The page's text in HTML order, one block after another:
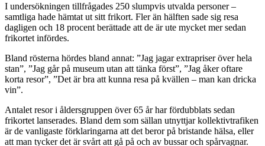
I undersökningen tillfrågades 250 slumpvis utvalda personer –
samtliga hade hämtat ut sitt frikort. Fler än hälften sade sig resa
dagligen och 18 procent berättade att de är ute mycket mer sedan
frikortet infördes.
Bland rösterna hördes bland annat: ”Jag jagar extrapriser över hela
stan”, ”Jag går på museum utan att tänka först”, ”Jag åker oftare
korta resor”, ”Det är bra att kunna resa på kvällen – man kan dricka
vin”.
Antalet resor i åldersgruppen över 65 år har fördubblats sedan
frikortet lanserades. Bland dem som sällan utnyttjar kollektivtrafiken
är de vanligaste förklaringarna att det beror på bristande hälsa, eller
att man tycker det är svårt att gå på och av bussar och spårvagnar.